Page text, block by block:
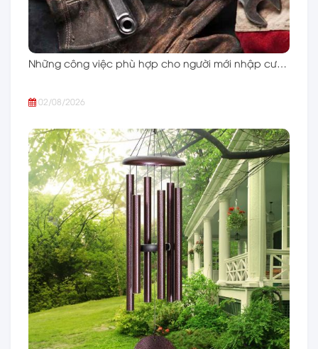
Những công việc phù hợp cho người mới nhập cư…
02/08/2026